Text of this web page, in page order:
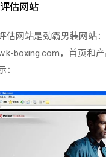
估网站
估网站是劲霸男装网站：
boxing.com，首页和
：